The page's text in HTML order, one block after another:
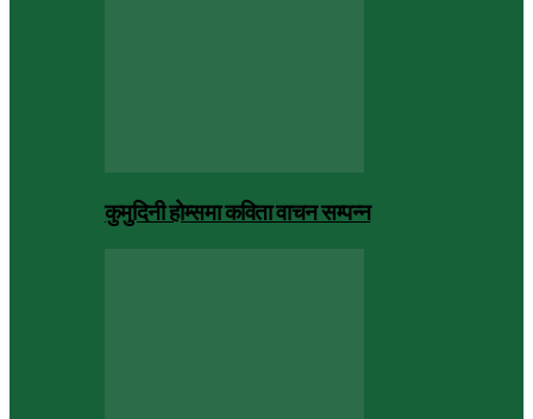
कुमुदिनी होम्समा कविता वाचन सम्पन्न